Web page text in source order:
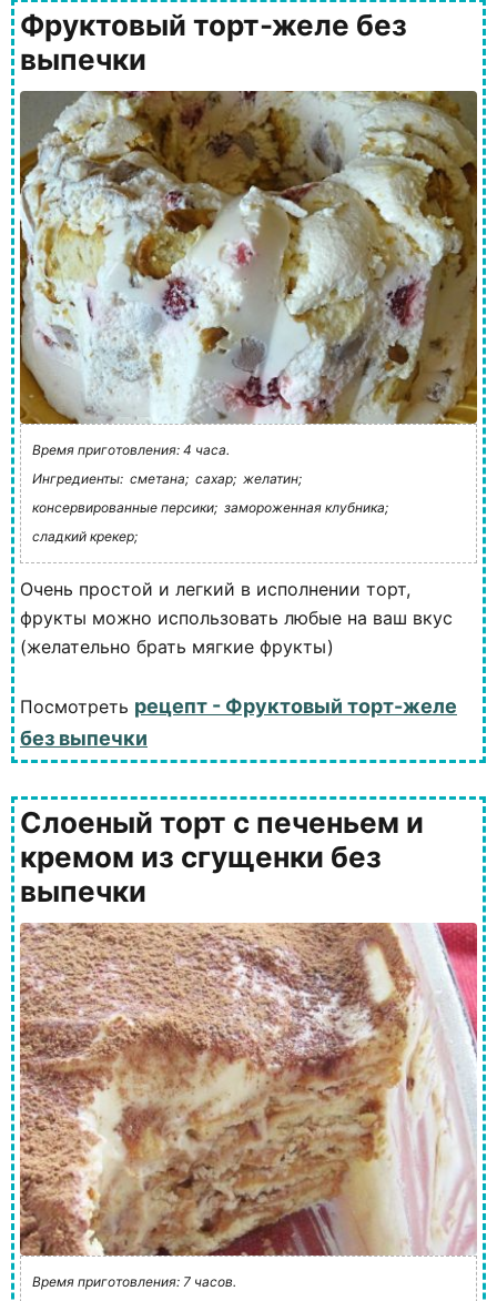
Фруктовый торт-желе без
выпечки
Время приготовления: 4 часа.
Ингредиенты: сметана; сахар; желатин;
консервированные персики; замороженная клубника;
сладкий крекер;
Очень простой и легкий в исполнении торт,
фрукты можно использовать любые на ваш вкус
(желательно брать мягкие фрукты)
Посмотреть рецепт - Фруктовый торт-желе
без выпечки
Слоеный торт с печеньем и
кремом из сгущенки без
выпечки
Время приготовления: 7 часов.